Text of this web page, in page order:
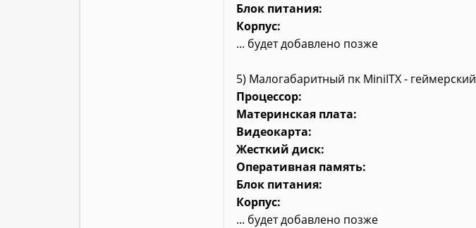
Блок питания:
Корпус:
... будет добавлено позже
5) Малогабаритный пк MiniITX - геймерский
Процессор:
Материнская плата:
Видеокарта:
Жесткий диск:
Оперативная память:
Блок питания:
Корпус:
... будет добавлено позже